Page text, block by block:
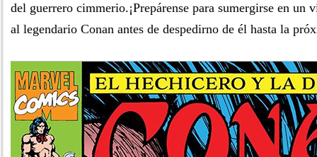
del guerrero cimmerio.¡Prepárense para sumergirse en un
al legendario Conan antes de despedirno de él hasta la